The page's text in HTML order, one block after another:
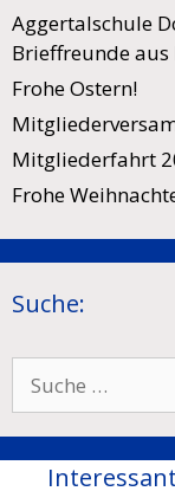
Aggertalschule
Brieffreunde
Frohe Ostern!
Mitgliederfahrt
Frohe
Suche:
nach: